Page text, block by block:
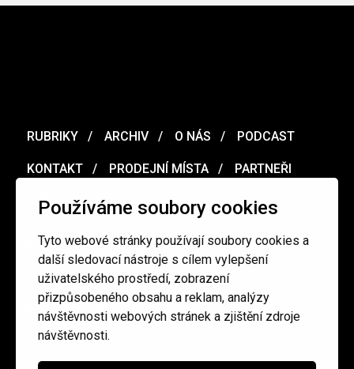
Používáme soubory cookies
Tyto webové stránky používají soubory cookies a
další sledovací nástroje s cílem vylepšení
uživatelského prostředí, zobrazení
přizpůsobeného obsahu a reklam, analýzy
návštěvnosti webových stránek a zjištění zdroje
návštěvnosti.
RUBRIKY ARCHIV O NÁS PODCAST
KONTAKT PRODEJNÍ MÍSTA PARTNEŘI
MERCH VOUCHER
Ochrana osobních údajů / Obchodní podmínky
redakce@cinepur.cz